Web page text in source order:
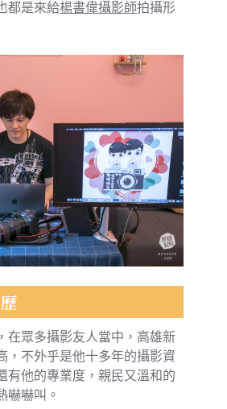
都是來給楊書偉攝影師拍攝形
在眾多攝影友人當中，高雄新
，不外乎是他十多年的攝影資
有他的專業度，親民又溫和的
嚇嚇叫。